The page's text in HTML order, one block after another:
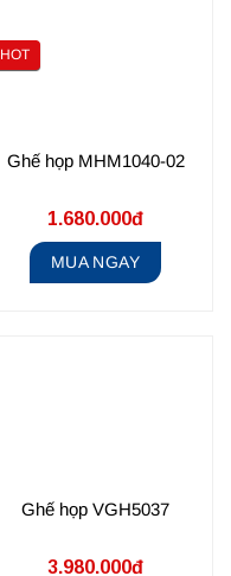
HOT
Ghế họp MHM1040-02
1.680.000đ
MUA NGAY
Ghế họp VGH5037
3.980.000đ